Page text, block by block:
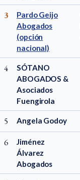
3
Pardo Geijo
Abogados
(opción
nacional)
4
SÓTANO
ABOGADOS &
Asociados
Fuengirola
5 Angela Godoy
6
Jiménez
Álvarez
Abogados